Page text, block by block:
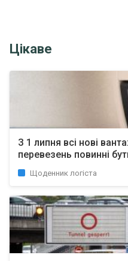
Цікаве
З 1 липня всі нові
перевезень повинні
Щоденник логіста